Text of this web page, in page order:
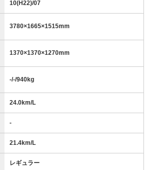
10(H22)/07
3780×1665×1515mm
1370×1370×1270mm
-/-/940kg
24.0km/L
-
21.4km/L
レギュラー